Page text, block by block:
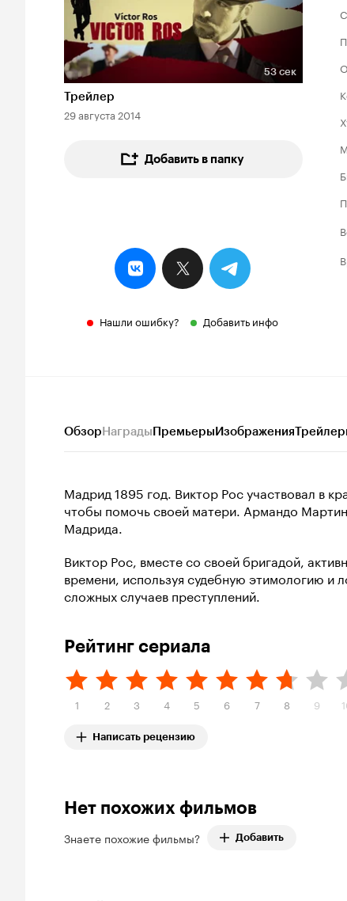
Длительность 53 сек
53 сек
Трейлер
29 августа 2014
Добавить в папку
Нашли ошибку? Добавить инфо
ОбзорНаградыПремьерыИзображения
Мадрид 1895 год. Виктор Рос участвовал в
чтобы помочь своей матери. Армандо
Мадрида.
Виктор Рос, вместе со своей бригадой,
времени, используя судебную этимологию и
сложных случаев преступлений.
Рейтинг сериала
1 2 3 4 5 6 7 8 9
Написать рецензию
Нет похожих фильмов
Знаете похожие фильмы? Добавить